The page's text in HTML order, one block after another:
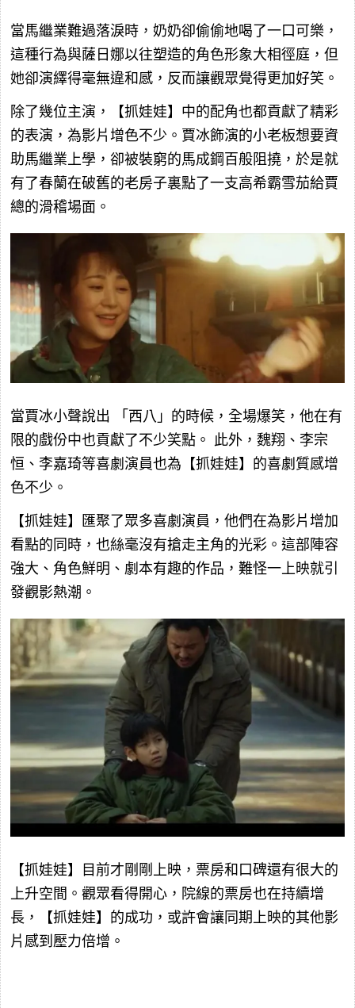
當馬繼業難過落淚時，奶奶卻偷偷地喝了一口可樂，
這種行為與薩日娜以往塑造的角色形象大相徑庭，但
她卻演繹得毫無違和感，反而讓觀眾覺得更加好笑。
除了幾位主演，【抓娃娃】中的配角也都貢獻了精彩
的表演，為影片增色不少。賈冰飾演的小老板想要資
助馬繼業上學，卻被裝窮的馬成鋼百般阻撓，於是就
有了春蘭在破舊的老房子裏點了一支高希霸雪茄給賈
總的滑稽場面。
當賈冰小聲說出
「西八」的時候，全場爆笑，他在有
限的戲份中也貢獻了不少笑點。 此外，魏翔、李宗
恒、李嘉琦等喜劇演員也為【抓娃娃】的喜劇質感增
色不少。
【抓娃娃】匯聚了眾多喜劇演員，他們在為影片增加
看點的同時，也絲毫沒有搶走主角的光彩。這部陣容
強大、角色鮮明、劇本有趣的作品，難怪一上映就引
發觀影熱潮。
【抓娃娃】目前才剛剛上映，票房和口碑還有很大的
上升空間。觀眾看得開心，院線的票房也在持續增
長，【抓娃娃】的成功，或許會讓同期上映的其他影
片感到壓力倍增。